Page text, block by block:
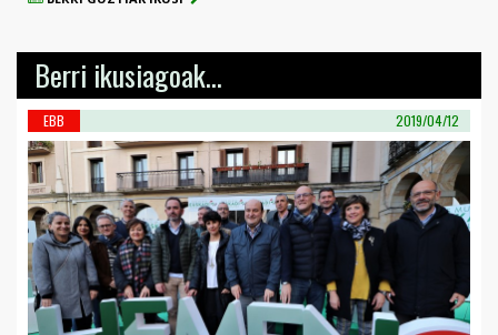
Berri ikusiagoak...
EBB 2019/04/12